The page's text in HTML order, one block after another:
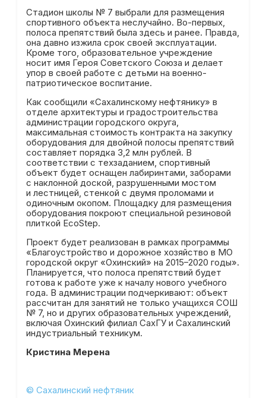
Стадион школы № 7 выбрали для размещения
спортивного объекта неслучайно. Во-первых,
полоса препятствий была здесь и ранее. Правда,
она давно изжила срок своей эксплуатации.
Кроме того, образовательное учреждение
носит имя Героя Советского Союза и делает
упор в своей работе с детьми на военно-
патриотическое воспитание.
Как сообщили «Сахалинскому нефтянику» в
отделе архитектуры и градостроительства
администрации городского округа,
максимальная стоимость контракта на закупку
оборудования для двойной полосы препятствий
составляет порядка 3,2 млн рублей. В
соответствии с техзаданием, спортивный
объект будет оснащен лабиринтами, заборами
с наклонной доской, разрушенными мостом
и лестницей, стенкой с двумя проломами и
одиночным окопом. Площадку для размещения
оборудования покроют специальной резиновой
плиткой EcoStep.
Проект будет реализован в рамках программы
«Благоустройство и дорожное хозяйство в МО
городской округ «Охинский» на 2015–2020 годы».
Планируется, что полоса препятствий будет
готова к работе уже к началу нового учебного
года. В администрации подчеркивают: объект
рассчитан для занятий не только учащихся СОШ
№ 7, но и других образовательных учреждений,
включая Охинский филиал СахГУ и Сахалинский
индустриальный техникум.
Кристина Мерена
© Сахалинский нефтяник